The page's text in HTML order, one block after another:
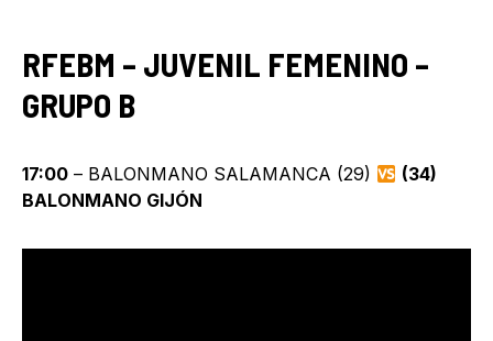
RFEBM – JUVENIL FEMENINO –
GRUPO B
17:00 – BALONMANO SALAMANCA (29)
(34)
BALONMANO GIJÓN